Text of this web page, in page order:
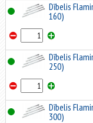
Dībelis
160)
Dībelis
250)
Dībelis
300)